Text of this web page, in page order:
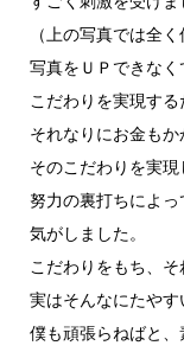
（上の写真では全
写真をＵＰできなく
こだわりを実現する
それなりにお金もか
そのこだわりを実
努力の裏打ちによ
気がしました。
こだわりをもち、
実はそんなにたやす
僕も頑張らねばと